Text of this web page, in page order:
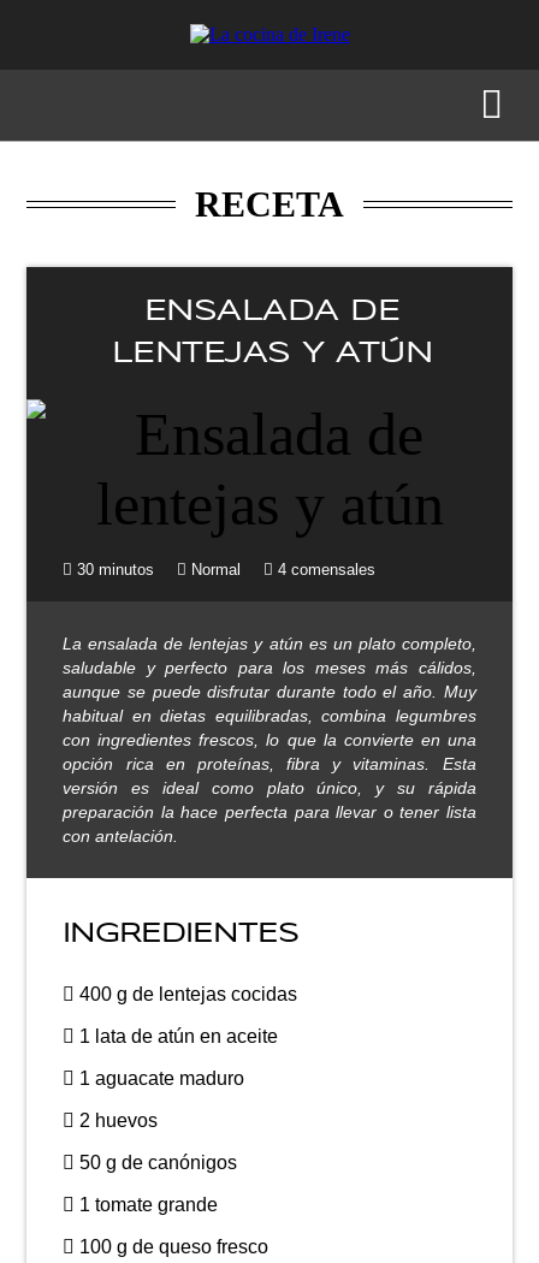
RECETA
ENSALADA DE
LENTEJAS Y ATÚN
30 minutos Normal 4 comensales
La ensalada de lentejas y atún es un plato completo,
saludable y perfecto para los meses más cálidos,
aunque se puede disfrutar durante todo el año. Muy
habitual en dietas equilibradas, combina legumbres
con ingredientes frescos, lo que la convierte en una
opción rica en proteínas, fibra y vitaminas. Esta
versión es ideal como plato único, y su rápida
preparación la hace perfecta para llevar o tener lista
con antelación.
INGREDIENTES
400 g de lentejas cocidas
1 lata de atún en aceite
1 aguacate maduro
2 huevos
50 g de canónigos
1 tomate grande
100 g de queso fresco